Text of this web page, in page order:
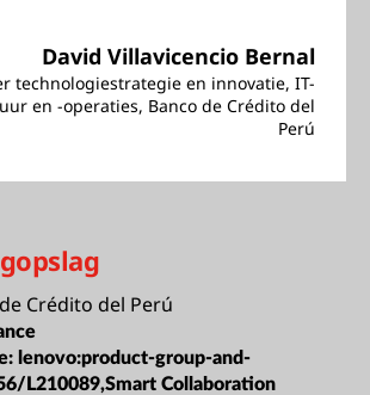
David Villavicencio Bernal
technologiestrategie en innovatie, IT-
en -operaties, Banco de Crédito del
Perú
Crédito del Perú
lenovo:product-group-and-
L210089,Smart Collaboration